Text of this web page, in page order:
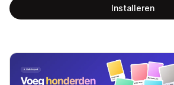
Installeren